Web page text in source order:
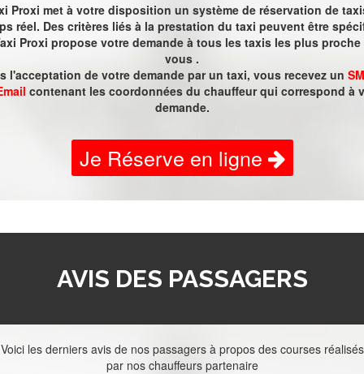
Proxi met à votre disposition un système de réservation de
réel. Des critères liés à la prestation du taxi peuvent être
Proxi propose votre demande à tous les taxis les plus proche
vous .
l'acceptation de votre demande par un taxi, vous recevez un
contenant les coordonnées du chauffeur qui correspond à
demande.
Je Réserve en ligne
AVIS DES PASSAGERS
Voici les derniers avis de nos passagers à propos des courses réalisés
par nos chauffeurs partenaire